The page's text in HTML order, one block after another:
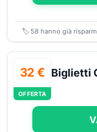
🏷️ 58 hanno già
32 €
OFFERTA
Biglietti